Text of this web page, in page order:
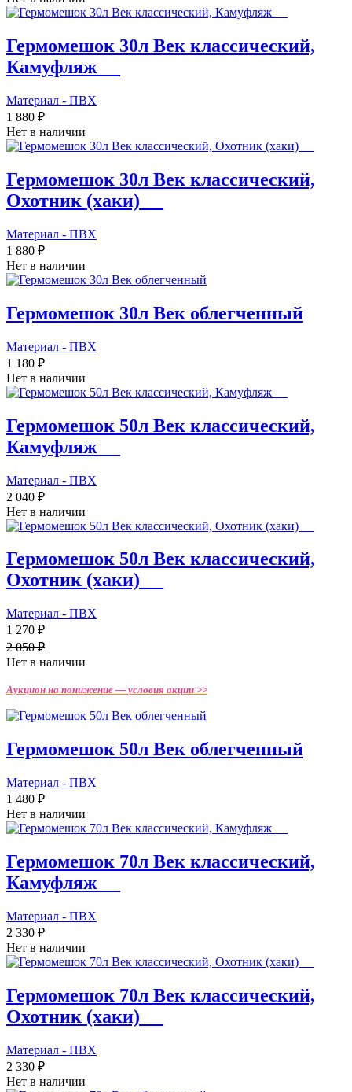
Гермомешок 30л Век классический,
Камуфляж_ _
Материал - ПВХ
1 880 ₽
Нет в наличии
Гермомешок 30л Век классический,
Охотник (хаки)_ _
Материал - ПВХ
1 880 ₽
Нет в наличии
Гермомешок 30л Век облегченный
Материал - ПВХ
1 180 ₽
Нет в наличии
Гермомешок 50л Век классический,
Камуфляж_ _
Материал - ПВХ
2 040 ₽
Нет в наличии
Гермомешок 50л Век классический,
Охотник (хаки)_ _
Материал - ПВХ
1 270 ₽
2 050 ₽
Нет в наличии
Аукцион на понижение — условия акции >>
Гермомешок 50л Век облегченный
Материал - ПВХ
1 480 ₽
Нет в наличии
Гермомешок 70л Век классический,
Камуфляж_ _
Материал - ПВХ
2 330 ₽
Нет в наличии
Гермомешок 70л Век классический,
Охотник (хаки)_ _
Материал - ПВХ
2 330 ₽
Нет в наличии